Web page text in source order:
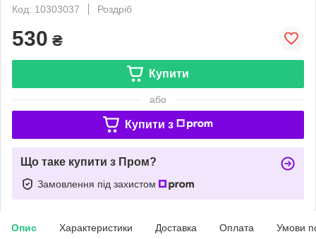
Код: 10303037
Роздріб
530 ₴
Купити
або
Купити з
Що таке купити з Пром?
Замовлення під захистом
Опис Характеристики Доставка Оплата Умови